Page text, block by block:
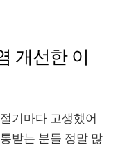
개선한 이
기마다 고생했어
받는 분들 정말 많